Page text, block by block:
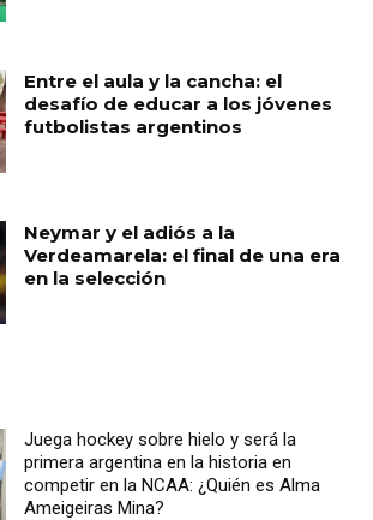
Entre el aula y la cancha: el
desafío de educar a los jóvenes
futbolistas argentinos
Neymar y el adiós a la
Verdeamarela: el final de una era
en la selección
Juega hockey sobre hielo y será la
primera argentina en la historia en
competir en la NCAA: ¿Quién es Alma
Ameigeiras Mina?